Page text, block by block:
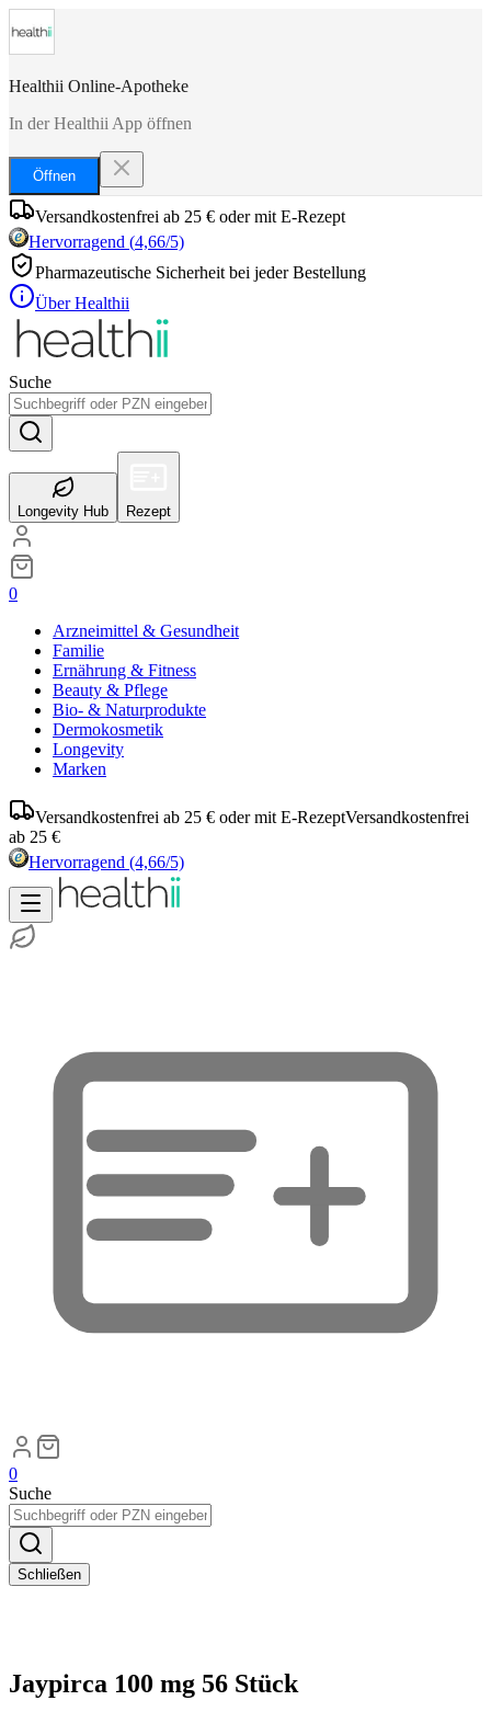
Healthii Online-Apotheke
In der Healthii App öffnen
Öffnen
Versandkostenfrei ab 25 € oder mit E-Rezept
Hervorragend (4,66/5)
Pharmazeutische Sicherheit bei jeder Bestellung
Über Healthii
Suche
Longevity Hub Rezept
0
Arzneimittel & Gesundheit
Familie
Ernährung & Fitness
Beauty & Pflege
Bio- & Naturprodukte
Dermokosmetik
Longevity
Marken
Versandkostenfrei ab 25 € oder mit E-RezeptVersandkostenfrei
ab 25 €
Hervorragend (4,66/5)
0
Suche
Schließen
Jaypirca 100 mg 56 Stück